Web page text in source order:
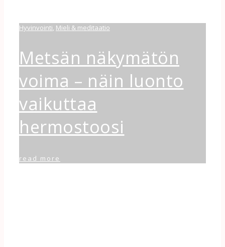
Hyvinvointi, Mieli & meditaatio
Metsän näkymätön
voima – näin luonto
vaikuttaa
hermostoosi
read more